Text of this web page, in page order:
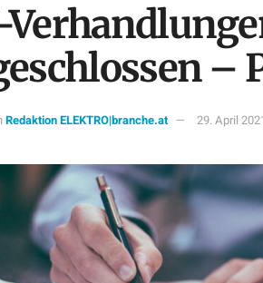
–
Redaktion ELEKTRO|branche.at 29. April